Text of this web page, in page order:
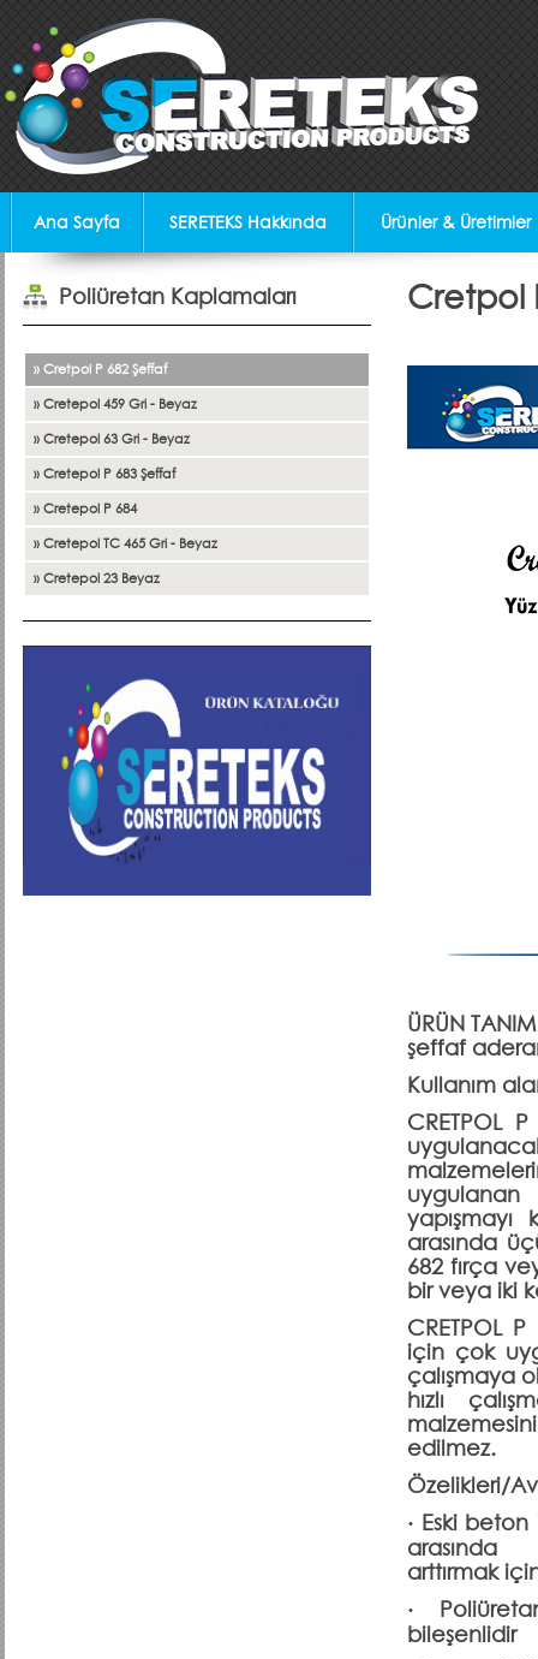
Ana Sayfa SERETEKS Hakkında Ürünler & Üretimler
Poliüretan Kaplamaları
» Cretpol P 682 Şeffaf
» Cretepol 459 Gri - Beyaz
» Cretepol 63 Gri - Beyaz
» Cretepol P 683 Şeffaf
» Cretepol P 684
» Cretepol TC 465 Gri - Beyaz
» Cretepol 23 Beyaz
Cretpol
ÜRÜN
şeffaf
Kullanım
CRETPOL
arasında
682 fırça
bir veya iki
CRETPOL
için çok
çalışmaya
hızlı
edilmez.
Özelikleri/
· Eski
arttırmak
·
bileşenlidir